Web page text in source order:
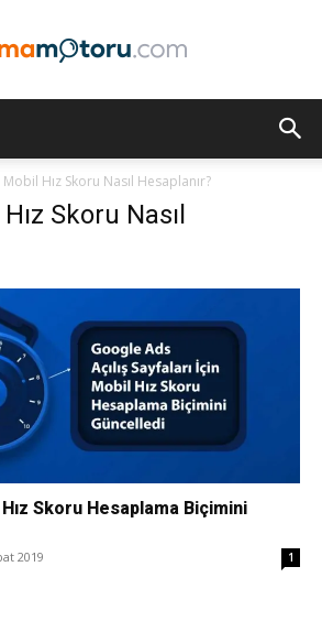
Optimizasyonu
ve
Mobil Hız Skoru Nasıl Hesaplanır?
Skoru Nasıl
Skoru Hesaplama Biçimini
2019 1